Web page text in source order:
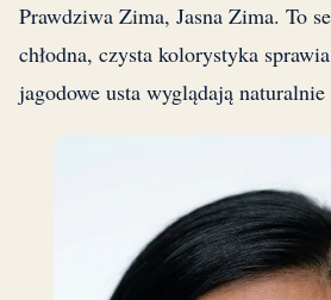
Prawdziwa Zima, Jasna Zima. To
chłodna, czysta kolorystyka
jagodowe usta wyglądają